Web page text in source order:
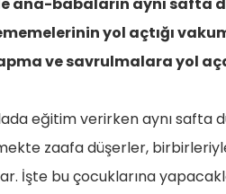
yol açtığı
ve savrulmalara yol
eğitim verirken aynı safta
zaafa düşerler,
İşte bu çocuklarına